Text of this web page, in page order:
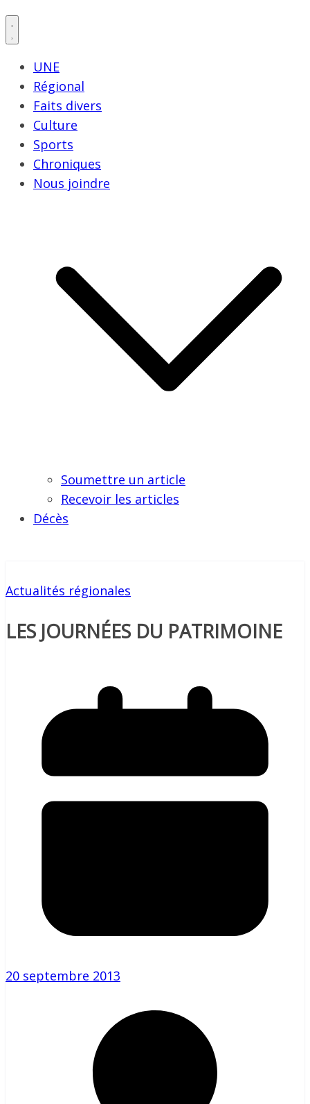
UNE
Régional
Faits divers
Culture
Sports
Chroniques
Nous joindre
Soumettre un article
Recevoir les articles
Décès
Actualités régionales
LES JOURNÉES DU PATRIMOINE
20 septembre 2013